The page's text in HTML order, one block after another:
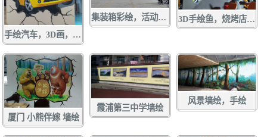
手绘汽车，3D画，墙绘，壁画，彩绘
集装箱彩绘，活动板房手绘，货箱涂鸦，墙绘，壁画 3D手绘鱼，烧烤店墙绘，店面涂鸦，立体画彩绘
厦门 小熊伴嫁 墙绘
霞浦第三中学墙绘
风景墙绘，手绘